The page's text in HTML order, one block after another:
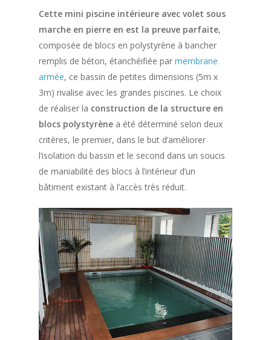
Cette mini piscine intérieure avec volet sous
marche en pierre en est la preuve parfaite,
composée de blocs en polystyrène à bancher
remplis de béton, étanchéifiée par membrane
armée, ce bassin de petites dimensions (5m x
3m) rivalise avec les grandes piscines. Le choix
de réaliser la construction de la structure en
blocs polystyrène a été déterminé selon deux
critères, le premier, dans le but d’améliorer
l’isolation du bassin et le second dans un soucis
de maniabilité des blocs à l’intérieur d’un
bâtiment existant à l’accès très réduit.